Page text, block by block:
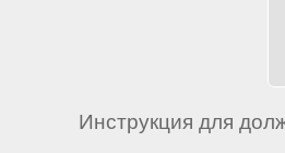
Инструкция для